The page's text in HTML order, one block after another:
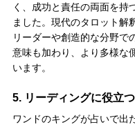
く、成功と責任の両面を持
ました。現代のタロット解
リーダーや創造的な分野で
意味も加わり、より多様な
います。
5. リーディングに役立
ワンドのキングが占いで出